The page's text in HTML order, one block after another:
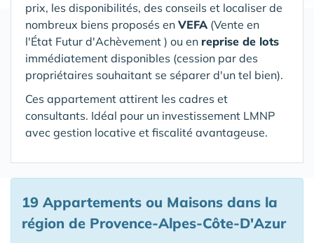
prix, les disponibilités, des conseils et localiser de
nombreux biens proposés en VEFA (Vente en
l'État Futur d'Achèvement ) ou en reprise de lots
immédiatement disponibles (cession par des
propriétaires souhaitant se séparer d'un tel bien).
Ces appartement attirent les cadres et
consultants. Idéal pour un investissement LMNP
avec gestion locative et fiscalité avantageuse.
19 Appartements ou Maisons dans la
région de Provence-Alpes-Côte-D'Azur